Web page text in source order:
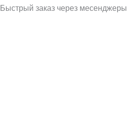
Быстрый заказ через месенджеры